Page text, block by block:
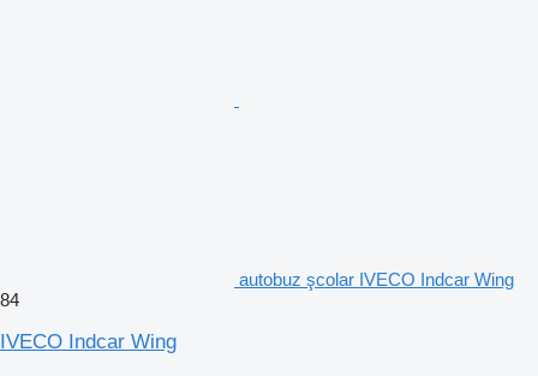
autobuz şcolar IVECO Indcar Wing
84
IVECO Indcar Wing